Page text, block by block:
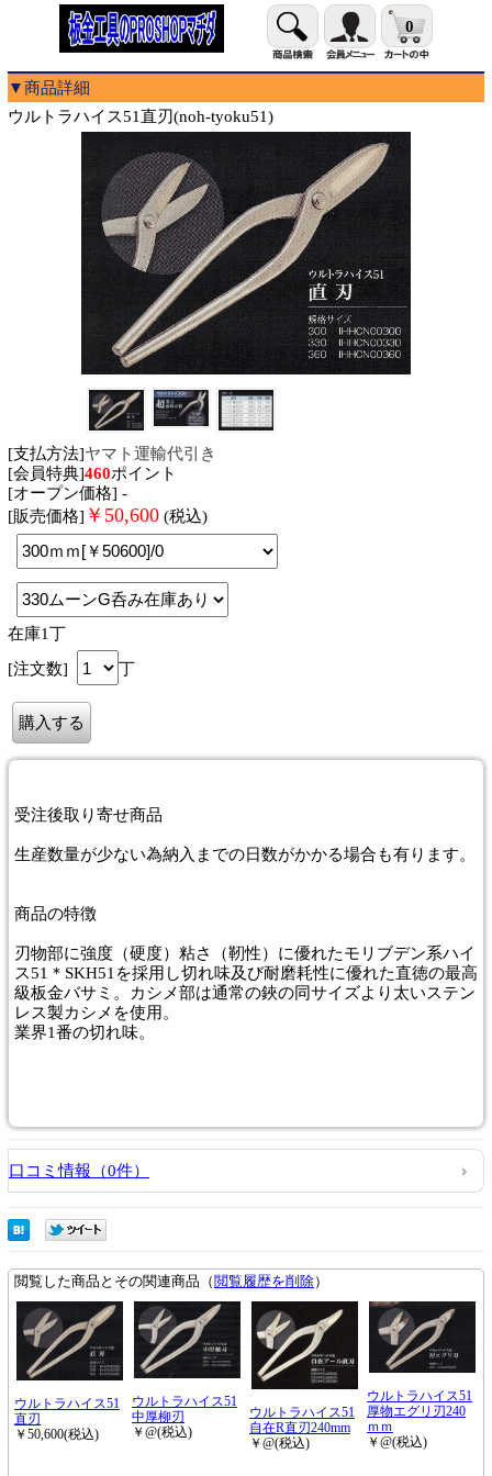
0
▼商品詳細
ウルトラハイス51直刃(noh-tyoku51)
[支払方法]ヤマト運輸代引き
[会員特典]460ポイント
[オープン価格] -
[販売価格] ￥ 50,600 (税込)
在庫1丁
[注文数]
丁
受注後取り寄せ商品
生産数量が少ない為納入までの日数がかかる場合も有ります。
商品の特徴
刃物部に強度（硬度）粘さ（靭性）に優れたモリブデン系ハイ
ス51＊SKH51を採用し切れ味及び耐磨耗性に優れた直徳の最高
級板金バサミ。カシメ部は通常の鋏の同サイズより太いステン
レス製カシメを使用。
業界1番の切れ味。
口コミ情報（0件）